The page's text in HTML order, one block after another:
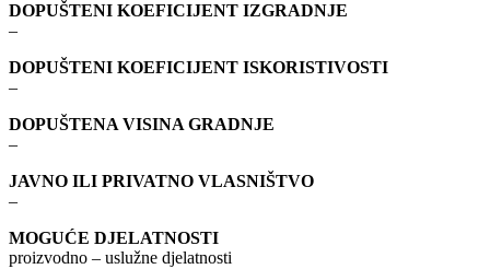
DOPUŠTENI KOEFICIJENT IZGRADNJE
–
DOPUŠTENI KOEFICIJENT ISKORISTIVOSTI
–
DOPUŠTENA VISINA GRADNJE
–
JAVNO ILI PRIVATNO VLASNIŠTVO
–
MOGUĆE DJELATNOSTI
proizvodno – uslužne djelatnosti